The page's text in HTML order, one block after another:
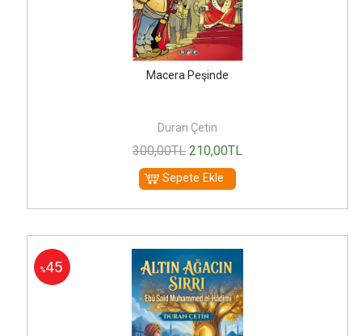
Macera Peşinde
Duran Çetin
300,00TL 210,00TL
Sepete Ekle
%45